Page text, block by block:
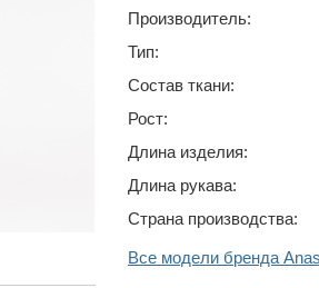
Производитель:
Тип:
Состав ткани:
Рост:
Длина изделия:
Длина рукава:
Страна производства:
Все модели бренда